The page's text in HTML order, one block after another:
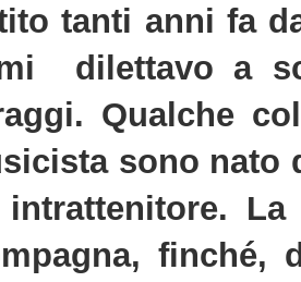
tanti anni fa
dilettavo a
Qualche
sono
finché,